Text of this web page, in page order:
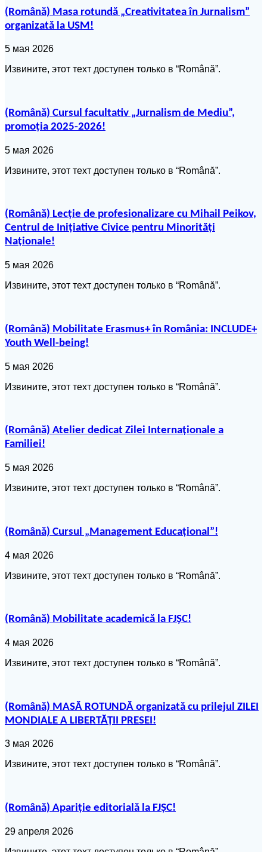
(Română) Masa rotundă „Creativitatea în Jurnalism”
organizată la USM!
5 мая 2026
Извините, этот техт доступен только в “Română”.
(Română) Cursul facultativ „Jurnalism de Mediu”,
promoția 2025-2026!
5 мая 2026
Извините, этот техт доступен только в “Română”.
(Română) Lecție de profesionalizare cu Mihail Peikov,
Centrul de Inițiative Civice pentru Minorități
Naționale!
5 мая 2026
Извините, этот техт доступен только в “Română”.
(Română) Mobilitate Erasmus+ în România: INCLUDE+
Youth Well-being!
5 мая 2026
Извините, этот техт доступен только в “Română”.
(Română) Atelier dedicat Zilei Internaționale a
Familiei!
5 мая 2026
Извините, этот техт доступен только в “Română”.
(Română) Cursul „Management Educațional”!
4 мая 2026
Извините, этот техт доступен только в “Română”.
(Română) Mobilitate academică la FJȘC!
4 мая 2026
Извините, этот техт доступен только в “Română”.
(Română) MASĂ ROTUNDĂ organizată cu prilejul ZILEI
MONDIALE A LIBERTĂȚII PRESEI!
3 мая 2026
Извините, этот техт доступен только в “Română”.
(Română) Apariție editorială la FJȘC!
29 апреля 2026